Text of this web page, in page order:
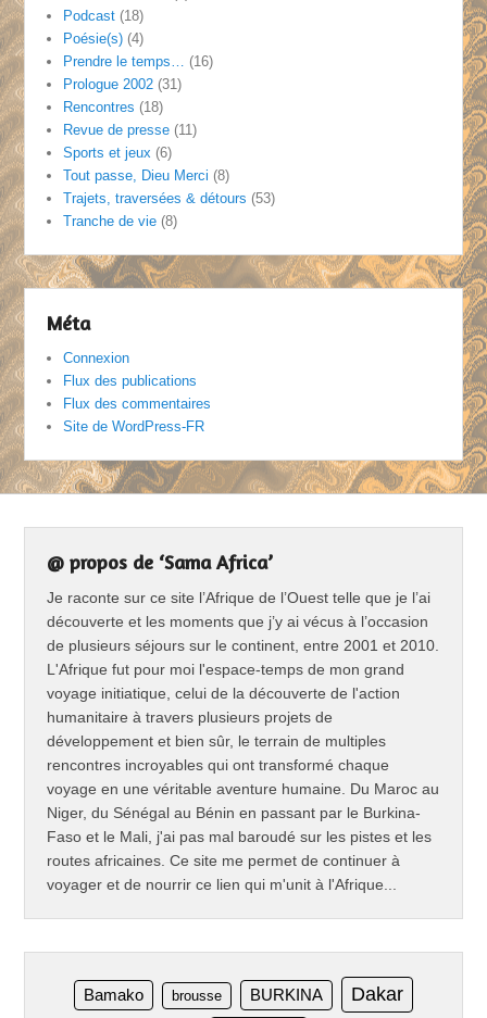
Podcast (18)
Poésie(s) (4)
Prendre le temps… (16)
Prologue 2002 (31)
Rencontres (18)
Revue de presse (11)
Sports et jeux (6)
Tout passe, Dieu Merci (8)
Trajets, traversées & détours (53)
Tranche de vie (8)
Méta
Connexion
Flux des publications
Flux des commentaires
Site de WordPress-FR
@ propos de ‘Sama Africa’
Je raconte sur ce site l’Afrique de l’Ouest telle que je l’ai
découverte et les moments que j’y ai vécus à l’occasion
de plusieurs séjours sur le continent, entre 2001 et 2010.
L'Afrique fut pour moi l'espace-temps de mon grand
voyage initiatique, celui de la découverte de l'action
humanitaire à travers plusieurs projets de
développement et bien sûr, le terrain de multiples
rencontres incroyables qui ont transformé chaque
voyage en une véritable aventure humaine. Du Maroc au
Niger, du Sénégal au Bénin en passant par le Burkina-
Faso et le Mali, j'ai pas mal baroudé sur les pistes et les
routes africaines. Ce site me permet de continuer à
voyager et de nourrir ce lien qui m'unit à l'Afrique...
Bamako brousse BURKINA Dakar